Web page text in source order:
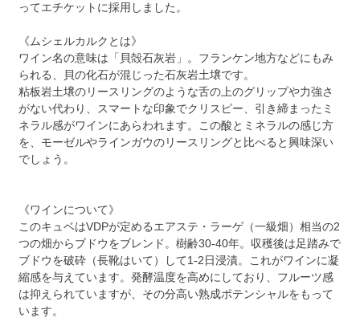
ってエチケットに採用しました。
《ムシェルカルクとは》
ワイン名の意味は「貝殻石灰岩」。フランケン地方などにもみ
られる、貝の化石が混じった石灰岩土壌です。
粘板岩土壌のリースリングのような舌の上のグリップや力強さ
がない代わり、スマートな印象でクリスピー、引き締まったミ
ネラル感がワインにあらわれます。この酸とミネラルの感じ方
を、モーゼルやラインガウのリースリングと比べると興味深い
でしょう。
《ワインについて》
このキュベはVDPが定めるエアステ・ラーゲ（一級畑）相当の2
つの畑からブドウをブレンド。樹齢30-40年。収穫後は足踏みで
ブドウを破砕（長靴はいて）して1-2日浸漬。これがワインに凝
縮感を与えています。発酵温度を高めにしており、フルーツ感
は抑えられていますが、その分高い熟成ポテンシャルをもって
います。